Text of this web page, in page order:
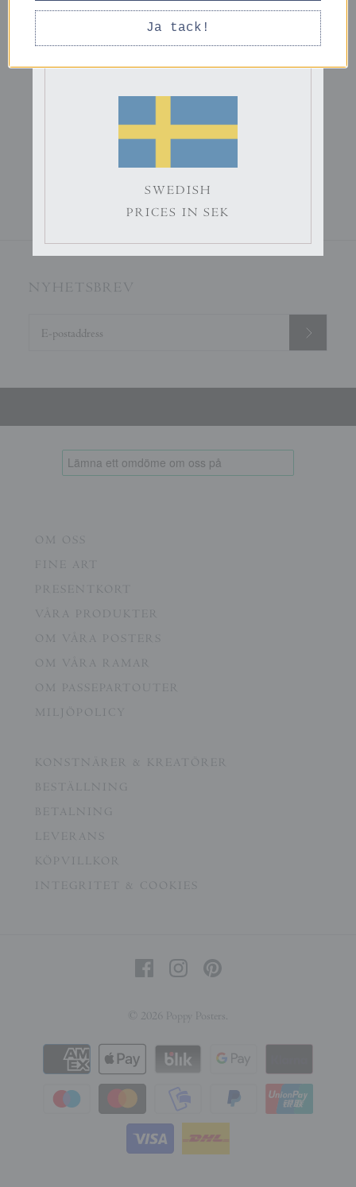
479 kr
479 kr
349 kr
NYHETSBREV
OM OSS
FINE ART
PRESENTKORT
VÅRA PRODUKTER
OM VÅRA POSTERS
OM VÅRA RAMAR
OM PASSEPARTOUTER
MILJÖPOLICY
KONSTNÄRER & KREATÖRER
BESTÄLLNING
BETALNING
LEVERANS
KÖPVILLKOR
INTEGRITET & COOKIES
© 2026 Poppy Posters .
ENGLISH
PRICES IN EURO
SWEDISH
PRICES IN SEK
Ja tack!